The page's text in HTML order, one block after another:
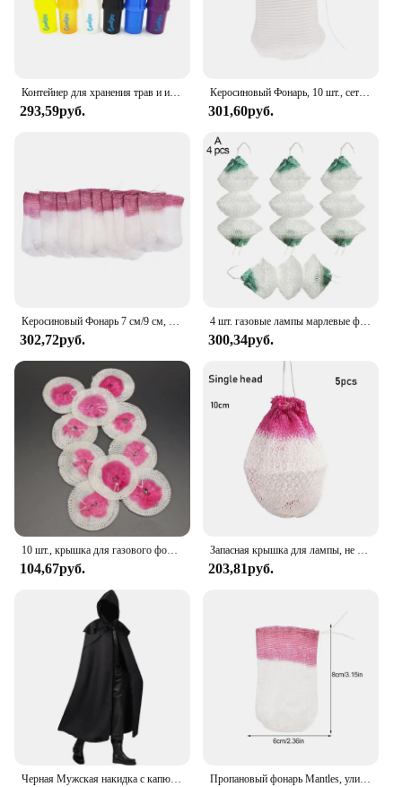
anyone who values organization and style.
Контейнер для хранения трав и измельчитель Пластиковая мельница для табака 75 мл Аксессуары для курения Съемный водонепроницаемый устойчивый к запаху
293,59руб.
Керосиновый Фонарь, 10 шт., сетчатый газовый фонарь, газовая марля, накидка, крышка, инструменты для кемпинга, не загрязняющий свет, безопасный рукав 8,5 см
301,60руб.
Керосиновый Фонарь 7 см/9 см, 10 шт.
302,72руб.
4 шт. газовые лампы марлевые фонарики керосиновая газовая лампа крышка прочная газовая сетка кемпинговая лампа напорная лампа Mantles запасные части
300,34руб.
10 шт., крышка для газового фонаря для кемпинга, прочная марлевая сетка, крышка для масляной газовой лампы, безопасные уличные инструменты, запасные части
104,67руб.
Запасная крышка для лампы, не загрязняющая окружающую среду
203,81руб.
Черная Мужская накидка с капюшоном, средневековая искусственная, однотонная, ветрозащитная Мужская тренчкот, модель костюм монаха Хэллоуин Death Mantles Пропановый фонарь Mantles, уличные пропановые фонари Mantles, 20 шт., уличные фонари для кемпинга, U-образный свет, мантия, фонарь для кемпинга